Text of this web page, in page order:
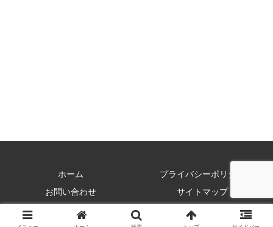
ホーム
プライバシーポリシー
お問い合わせ
サイトマップ
Copyright © 2017 ストリーミングビギナーズ All Rights Reserved.